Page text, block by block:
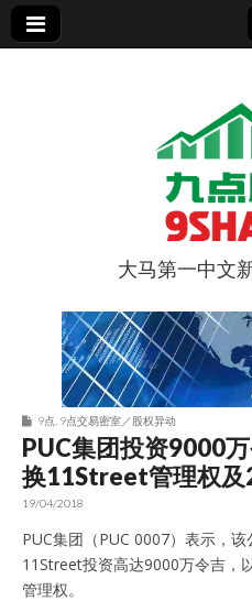
9点股票
大马第一中文
9点 9点交易密室／股权异动
PUC集团投资9000
换11Street管理权及
19/04/2018
PUC集团（PUC 0007）表示，
11Street投资高达9000万令吉，
管理权。